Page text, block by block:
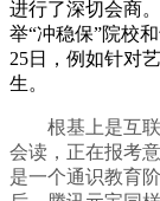
进行了深切会商
举“冲稳保”院校
25日，例如针对
生。
根基上是互联
会读，正在报考
是一个通识教育